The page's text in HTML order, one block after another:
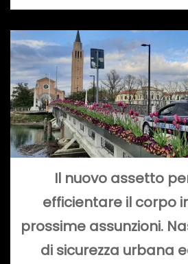
Il nuovo assetto
efficientare il corpo
prossime assunzioni.
di sicurezza urbana